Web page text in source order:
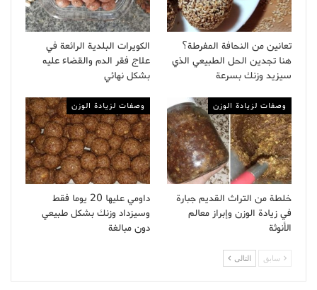
تعانين من النحافة المفرطة؟
هنا تجدين الحل الطبيعي الذي
سيزيد وزنك بسرعة
الكويرات البلدية الرائعة في
علاج فقر الدم والقضاء عليه
بشكل نهائي
وصفات لزيادة الوزن
خلطة من التراث القديم جبارة
في زيادة الوزن وإبراز معالم
الأنوثة
وصفات لزيادة الوزن
داومي عليها 20 يوما فقط
وسيزداد وزنك بشكل طبيعي
دون مبالغة
سابق التالى